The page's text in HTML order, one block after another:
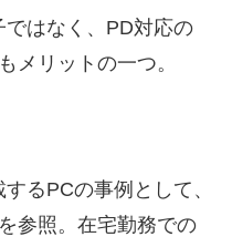
はなく、PD対応の
メリットの一つ。
るPCの事例として、
参照。在宅勤務での